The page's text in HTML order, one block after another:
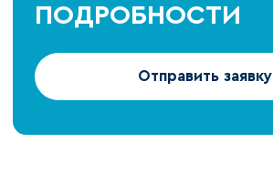
ПОДРОБНОСТИ
Отправить заявку